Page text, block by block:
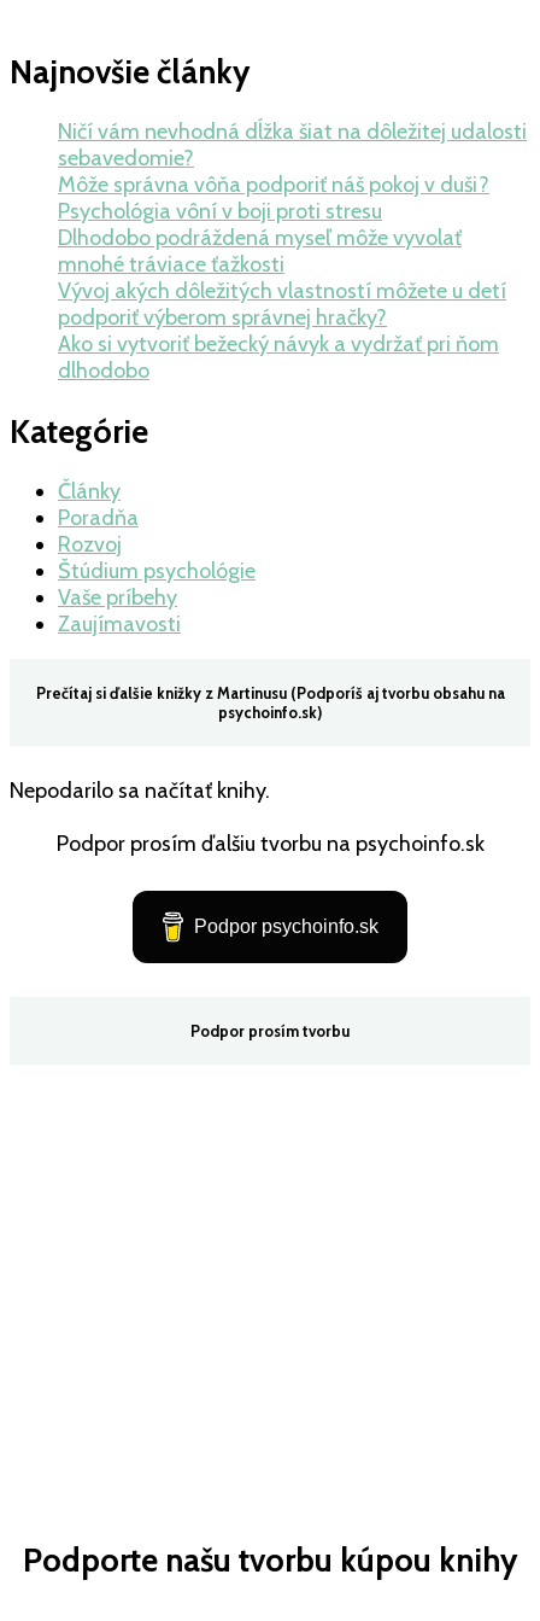
Najnovšie články
Ničí vám nevhodná dĺžka šiat na dôležitej udalosti
sebavedomie?
Môže správna vôňa podporiť náš pokoj v duši?
Psychológia vôní v boji proti stresu
Dlhodobo podráždená myseľ môže vyvolať
mnohé tráviace ťažkosti
Vývoj akých dôležitých vlastností môžete u detí
podporiť výberom správnej hračky?
Ako si vytvoriť bežecký návyk a vydržať pri ňom
dlhodobo
Kategórie
Články
Poradňa
Rozvoj
Štúdium psychológie
Vaše príbehy
Zaujímavosti
Prečítaj si ďalšie knižky z Martinusu (Podporíš aj tvorbu obsahu na
psychoinfo.sk)
Nepodarilo sa načítať knihy.
Podpor prosím ďalšiu tvorbu na psychoinfo.sk
Podpor psychoinfo.sk
Podpor prosím tvorbu
Podporte našu tvorbu kúpou knihy